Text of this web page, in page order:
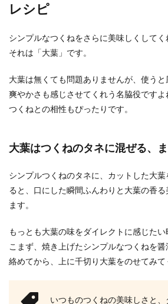
冷蔵庫の中の食材が少
よね。豚ひき...
出来る回数とアレ
味噌は捨...
レシピ
シンプルなつくねをさらに美味しくしてく
それは「大葉」です。
大葉は無くても問題ありませんが、使う
爽やかさも感じさせてくれう名脇役ですよ
つくねとの相性もぴったりです。
大葉はつくねのタネに混ぜる、
シンプルつくねのタネに、カットした大
ると、口にした瞬間ふんわりと大葉の香
ます。
もっとも大葉の味をダイレクトに感じた
こまず、焼き上げたシンプルなつくねを
絡めてから、上に千切り大葉をのせてみて
いつものつくねの美味しさと